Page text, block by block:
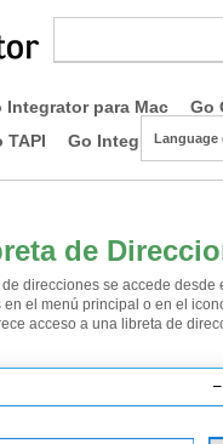
Integrator para Mac
Go
TAPI Go Integrator CE
Language
de
direcciones se accede desde
el menú principal o en el
acceso a una libreta de